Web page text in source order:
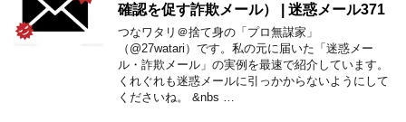
確認を促す詐欺メール） | 迷惑メール371
つなワタリ＠捨て身の「プロ無謀家」
（@27watari）です。私の元に届いた「迷惑メー
ル・詐欺メール」の実例を最速で紹介しています。
くれぐれも迷惑メールに引っかからないようにして
くださいね。 &nbs …